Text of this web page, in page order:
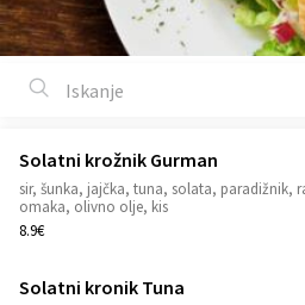
Solatni krožnik Gurman
sir, šunka, jajčka, tuna, solata, paradižnik,
omaka, olivno olje, kis
8.9€
Solatni kronik Tuna